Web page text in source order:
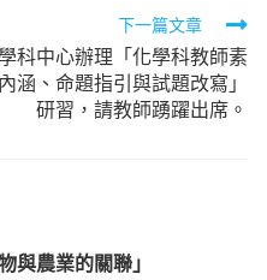
下一篇文章
科中心辦理「化學科教師素
涵、命題指引與試題改寫」
研習，請教師踴躍出席。
與農業的關聯」